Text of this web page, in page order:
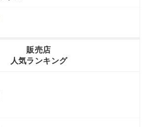
合同会社：「茨城中古農建機販売」
テクノ・タカ
販売店
人気ランキング